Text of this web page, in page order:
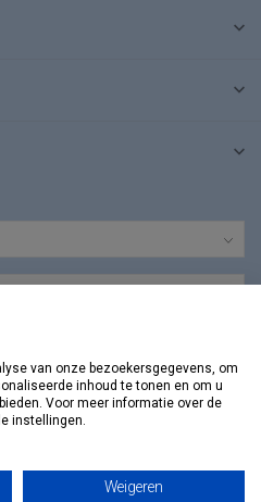
van onze bezoekersgegevens, om
inhoud te tonen en om u
Voor meer informatie over de
instellingen.
Weigeren